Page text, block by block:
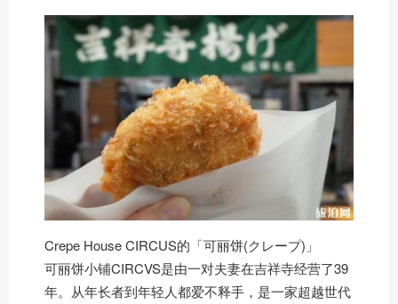
Crepe House CIRCUS的「可丽饼(クレープ)」
可丽饼小铺CIRCVS是由一对夫妻在吉祥寺经营了39
年。从年长者到年轻人都爱不释手，是一家超越世代